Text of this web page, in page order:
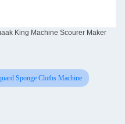
King Machine Scourer Maker
Sponge Cloths Machine